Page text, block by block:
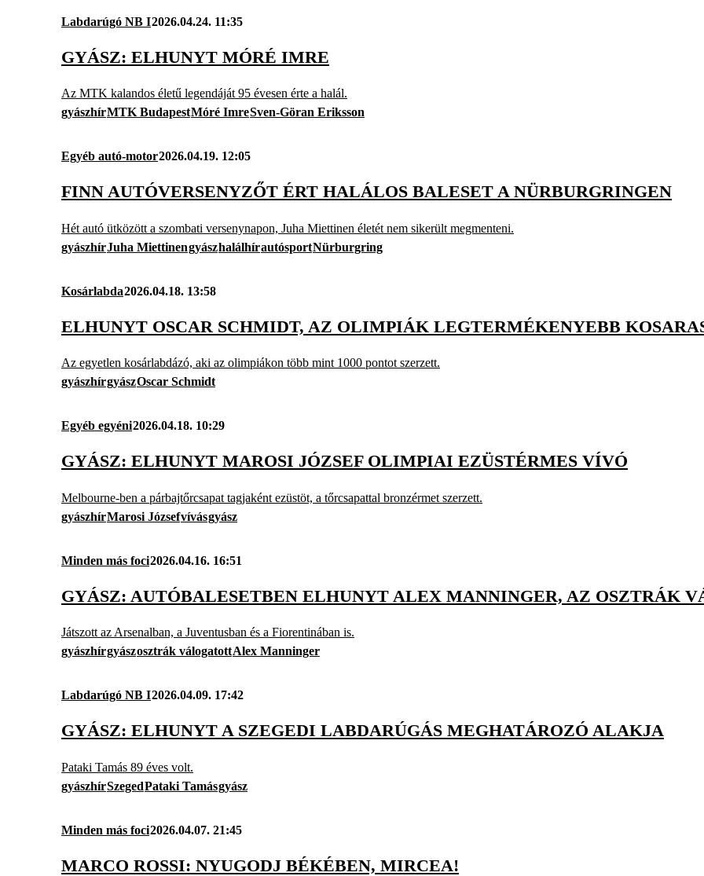
Labdarúgó NB I2026.04.24. 11:35
GYÁSZ: ELHUNYT MÓRÉ IMRE
Az MTK kalandos életű legendáját 95 évesen érte a halál.
gyászhírMTK BudapestMóré ImreSven-Göran Eriksson
Egyéb autó-motor2026.04.19. 12:05
FINN AUTÓVERSENYZŐT ÉRT HALÁLOS BALESET A NÜRBURGRINGEN
Hét autó ütközött a szombati versenynapon, Juha Miettinen életét nem sikerült megmenteni.
gyászhírJuha MiettinengyászhalálhírautósportNürburgring
Kosárlabda2026.04.18. 13:58
ELHUNYT OSCAR SCHMIDT, AZ OLIMPIÁK LEGTERMÉKENYEBB
Az egyetlen kosárlabdázó, aki az olimpiákon több mint 1000 pontot szerzett.
gyászhírgyászOscar Schmidt
Egyéb egyéni2026.04.18. 10:29
GYÁSZ: ELHUNYT MAROSI JÓZSEF OLIMPIAI EZÜSTÉRMES VÍVÓ
Melbourne-ben a párbajtőrcsapat tagjaként ezüstöt, a tőrcsapattal bronzérmet szerzett.
gyászhírMarosi Józsefvívásgyász
Minden más foci2026.04.16. 16:51
GYÁSZ: AUTÓBALESETBEN ELHUNYT ALEX MANNINGER, AZ OSZTRÁK
Játszott az Arsenalban, a Juventusban és a Fiorentinában is.
gyászhírgyászosztrák válogatottAlex Manninger
Labdarúgó NB I2026.04.09. 17:42
GYÁSZ: ELHUNYT A SZEGEDI LABDARÚGÁS MEGHATÁROZÓ ALAKJA
Pataki Tamás 89 éves volt.
gyászhírSzegedPataki Tamásgyász
Minden más foci2026.04.07. 21:45
MARCO ROSSI: NYUGODJ BÉKÉBEN, MIRCEA!